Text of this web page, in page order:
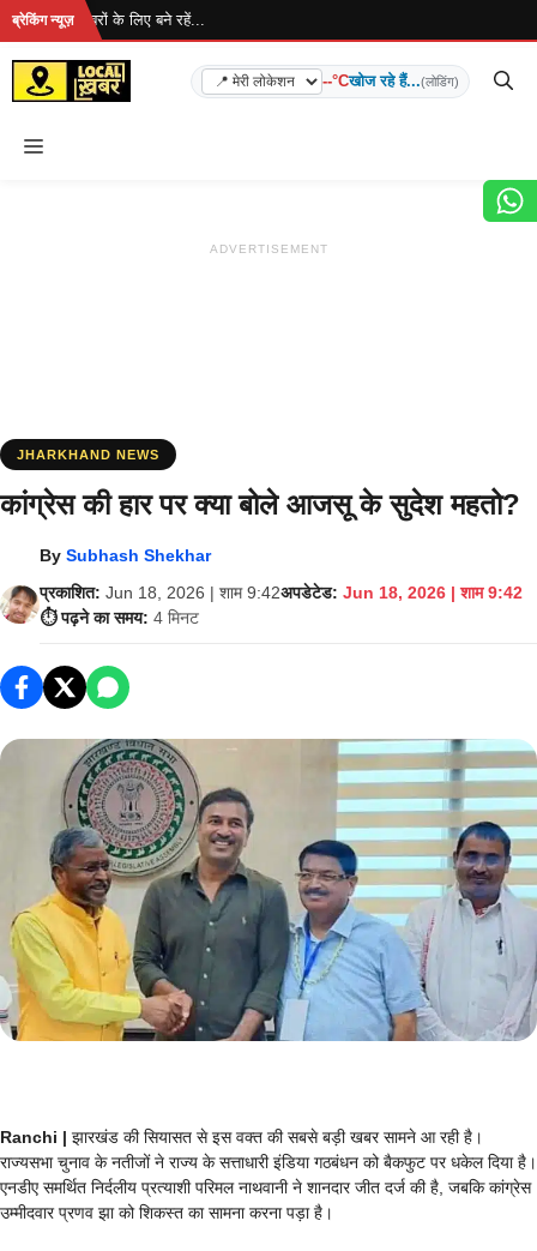
Skip
content
ब्रेकिंग न्यूज़
है... ताज़ा खबरों के लिए बने रहें...
--°Cखोज रहे हैं...(लोडिंग)
Menu
ADVERTISEMENT
JHARKHAND NEWS
कांग्रेस की हार पर क्‍या बोले आजसू के सुदेश महतो?
By Subhash Shekhar
प्रकाशित: Jun 18, 2026 | शाम 9:42अपडेटेड: Jun 18, 2026 | शाम 9:42
⏱️ पढ़ने का समय: 4 मिनट
Ranchi | झारखंड की सियासत से इस वक्त की सबसे बड़ी खबर सामने आ रही है।
राज्यसभा चुनाव के नतीजों ने राज्य के सत्ताधारी इंडिया गठबंधन को बैकफुट पर धकेल दिया है।
एनडीए समर्थित निर्दलीय प्रत्याशी परिमल नाथवानी ने शानदार जीत दर्ज की है, जबकि कांग्रेस
उम्मीदवार प्रणव झा को शिकस्त का सामना करना पड़ा है।